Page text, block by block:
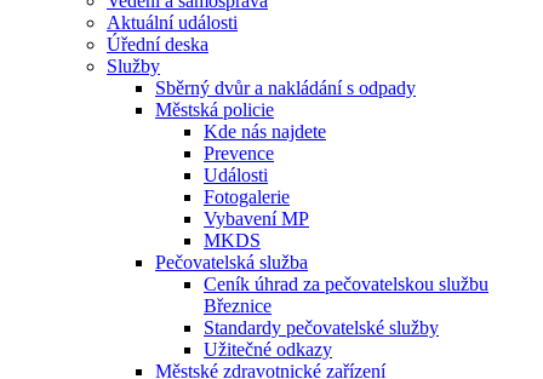
Aktuální události
Úřední deska
Služby
Sběrný dvůr a nakládání s odpady
Městská policie
Kde nás najdete
Prevence
Události
Fotogalerie
Vybavení MP
MKDS
Pečovatelská služba
Ceník úhrad za pečovatelskou službu
Březnice
Standardy pečovatelské služby
Užitečné odkazy
Městské zdravotnické zařízení